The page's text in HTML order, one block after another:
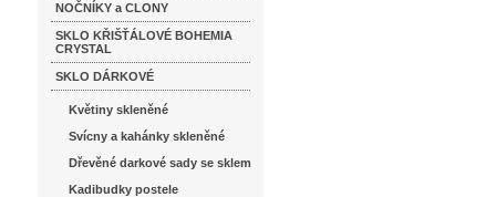
NOČNÍKY a CLONY
SKLO KŘIŠŤÁLOVÉ BOHEMIA
CRYSTAL
SKLO DÁRKOVÉ
Květiny skleněné
Svícny a kahánky skleněné
Dřevěné darkové sady se sklem
Kadibudky postele